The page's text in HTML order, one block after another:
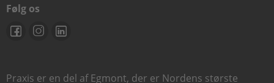
Følg os
Praxis er en del af Egmont, der er Nordens største